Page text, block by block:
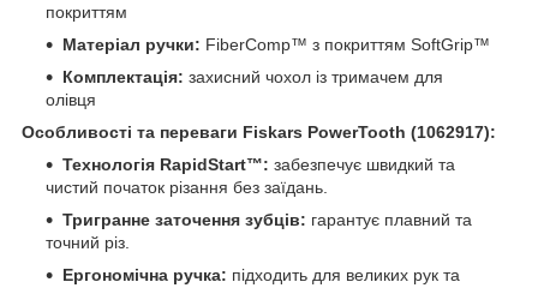
покриттям
Матеріал ручки: FiberComp™ з покриттям SoftGrip™
Комплектація: захисний чохол із тримачем для
олівця​
Особливості та переваги Fiskars PowerTooth (1062917):
Технологія RapidStart™: забезпечує швидкий та
чистий початок різання без заїдань.
Тригранне заточення зубців: гарантує плавний та
точний різ.
Ергономічна ручка: підходить для великих рук та